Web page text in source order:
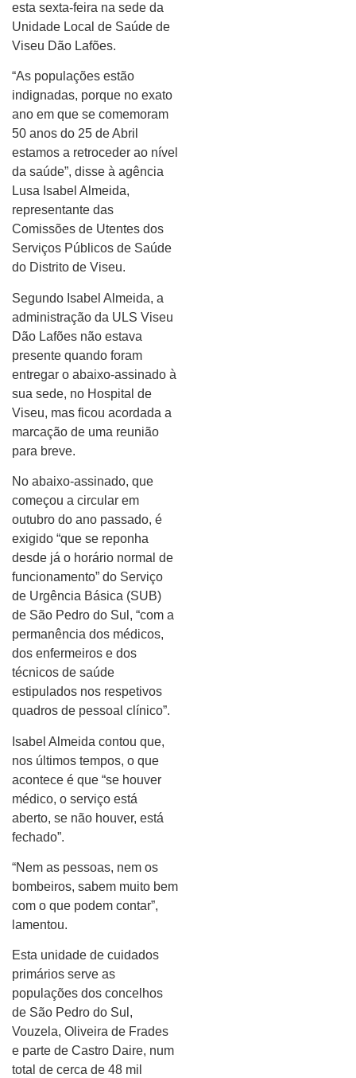
esta sexta-feira na sede da
Unidade Local de Saúde de
Viseu Dão Lafões.
“As populações estão
indignadas, porque no exato
ano em que se comemoram
50 anos do 25 de Abril
estamos a retroceder ao nível
da saúde”, disse à agência
Lusa Isabel Almeida,
representante das
Comissões de Utentes dos
Serviços Públicos de Saúde
do Distrito de Viseu.
Segundo Isabel Almeida, a
administração da ULS Viseu
Dão Lafões não estava
presente quando foram
entregar o abaixo-assinado à
sua sede, no Hospital de
Viseu, mas ficou acordada a
marcação de uma reunião
para breve.
No abaixo-assinado, que
começou a circular em
outubro do ano passado, é
exigido “que se reponha
desde já o horário normal de
funcionamento” do Serviço
de Urgência Básica (SUB)
de São Pedro do Sul, “com a
permanência dos médicos,
dos enfermeiros e dos
técnicos de saúde
estipulados nos respetivos
quadros de pessoal clínico”.
Isabel Almeida contou que,
nos últimos tempos, o que
acontece é que “se houver
médico, o serviço está
aberto, se não houver, está
fechado”.
“Nem as pessoas, nem os
bombeiros, sabem muito bem
com o que podem contar”,
lamentou.
Esta unidade de cuidados
primários serve as
populações dos concelhos
de São Pedro do Sul,
Vouzela, Oliveira de Frades
e parte de Castro Daire, num
total de cerca de 48 mil